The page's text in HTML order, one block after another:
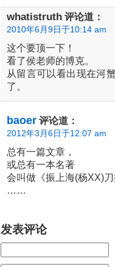
whatistruth 评论道：
2010年6月9日于10:14 am
这个要顶一下！
看了侯老师的博克。
从留言可以看出现在河
了。
baoer 评论道：
2012年3月6日于12:07 am
总有一篇文章，
或总有一本名著
会叫做《振上海(杨XX)
……
发表评论